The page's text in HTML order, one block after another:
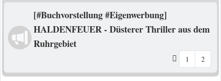
[#Buchvorstellung #Eigenwerbung]
HALDENFEUER - Düsterer Thriller aus dem
Ruhrgebiet
1 2